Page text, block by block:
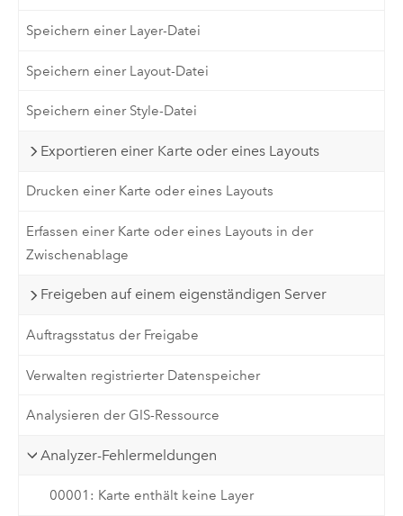
Speichern einer Layer-Datei
Speichern einer Layout-Datei
Speichern einer Style-Datei
Exportieren einer Karte oder eines Layouts
Drucken einer Karte oder eines Layouts
Erfassen einer Karte oder eines Layouts in der
Zwischenablage
Freigeben auf einem eigenständigen Server
Auftragsstatus der Freigabe
Verwalten registrierter Datenspeicher
Analysieren der GIS-Ressource
Analyzer-Fehlermeldungen
00001: Karte enthält keine Layer